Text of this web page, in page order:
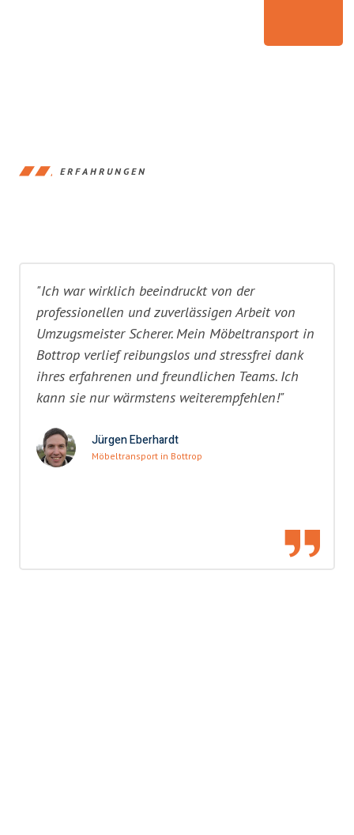
ERFAHRUNGEN
"Ich war wirklich beeindruckt von der
professionellen und zuverlässigen Arbeit von
Umzugsmeister Scherer. Mein Möbeltransport in
Bottrop verlief reibungslos und stressfrei dank
ihres erfahrenen und freundlichen Teams. Ich
kann sie nur wärmstens weiterempfehlen!"
Jürgen Eberhardt
Möbeltransport in Bottrop